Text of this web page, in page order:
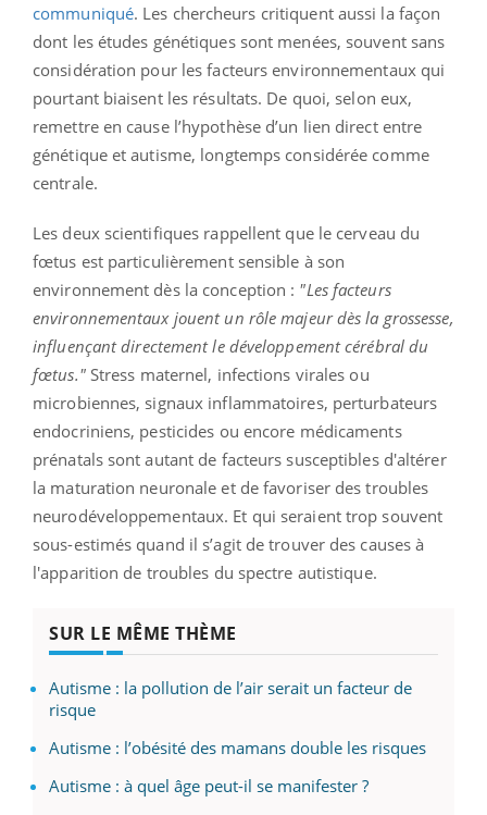
communiqué. Les chercheurs critiquent aussi la façon
dont les études génétiques sont menées, souvent sans
considération pour les facteurs environnementaux qui
pourtant biaisent les résultats. De quoi, selon eux,
remettre en cause l’hypothèse d’un lien direct entre
génétique et autisme, longtemps considérée comme
centrale.
Les deux scientifiques rappellent que le cerveau du
fœtus est particulièrement sensible à son
environnement dès la conception : "Les facteurs
environnementaux jouent un rôle majeur dès la grossesse,
influençant directement le développement cérébral du
fœtus."Stress maternel, infections virales ou
microbiennes, signaux inflammatoires, perturbateurs
endocriniens, pesticides ou encore médicaments
prénatals sont autant de facteurs susceptibles d'altérer
la maturation neuronale et de favoriser des troubles
neurodéveloppementaux. Et qui seraient trop souvent
sous-estimés quand il s’agit de trouver des causes à
l'apparition de troubles du spectre autistique.
SUR LE MÊME THÈME
Autisme : la pollution de l’air serait un facteur de
risque
Autisme : l’obésité des mamans double les risques
Autisme : à quel âge peut-il se manifester ?